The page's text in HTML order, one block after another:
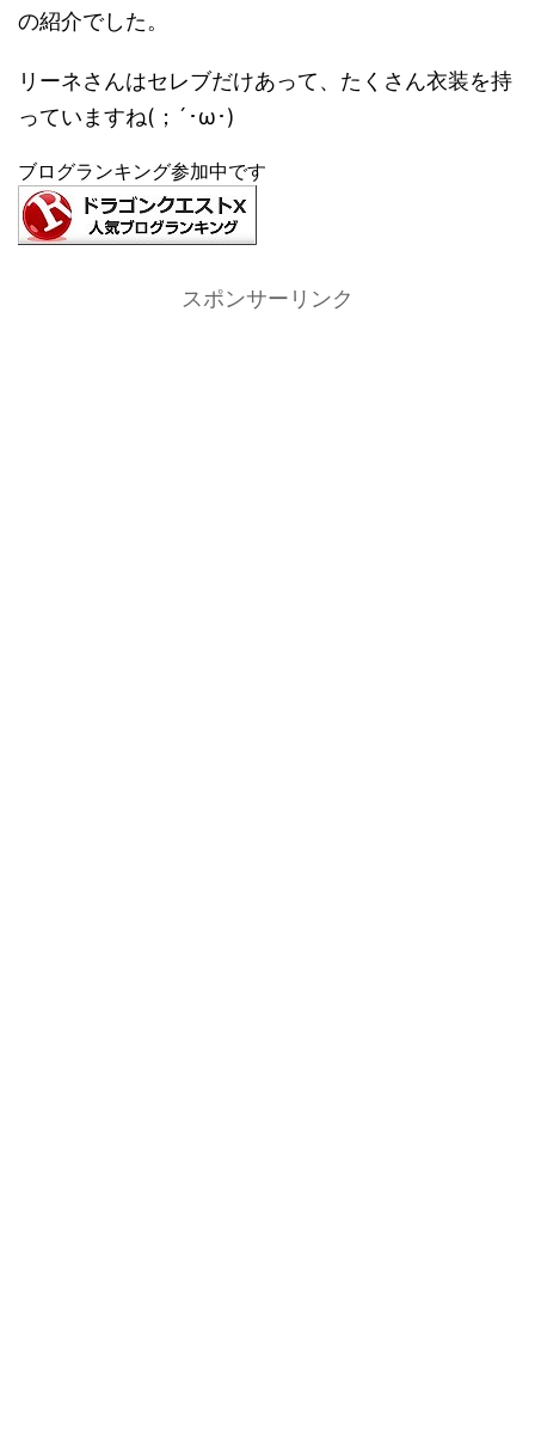
の紹介でした。
リーネさんはセレブだけあって、たくさん衣装を持
っていますね(；´･ω･)
ブログランキング参加中です
スポンサーリンク